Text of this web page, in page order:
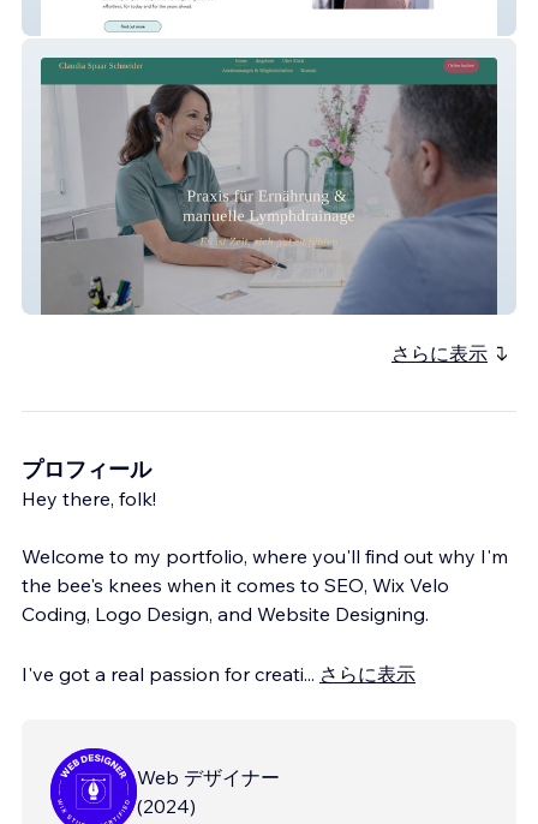
Keren Beau Styling
Praxis für Ernährung
さらに表示
プロフィール
Hey there, folk!
Welcome to my portfolio, where you'll find out why I'm
the bee's knees when it comes to SEO, Wix Velo
Coding, Logo Design, and Website Designing.
I've got a real passion for creati... さらに表示
Web デザイナー
(2024)